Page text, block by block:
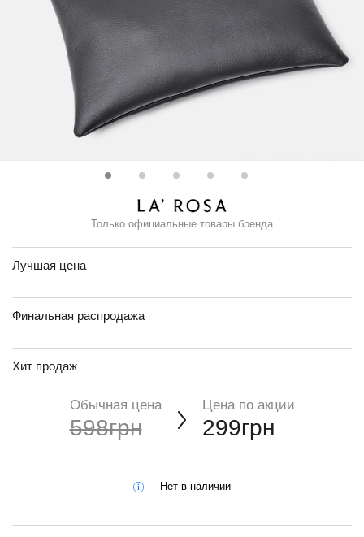
Только официальные товары бренда
Лучшая цена
Финальная распродажа
Хит продаж
Обычная цена
598грн
Цена по акции
299грн
Нет в наличии